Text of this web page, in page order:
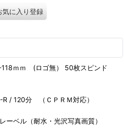
気に入り登録
ｍｍ (ロゴ無） 50枚スピンド
R / 120分 （ＣＰＲＭ対応）
ーベル（耐水・光沢写真画質）